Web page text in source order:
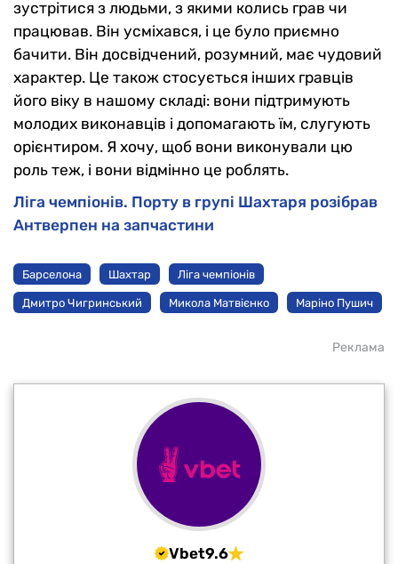
зустрітися з людьми, з якими колись грав чи
працював. Він усміхався, і це було приємно
бачити. Він досвідчений, розумний, має чудовий
характер. Це також стосується інших гравців
його віку в нашому складі: вони підтримують
молодих виконавців і допомагають їм, слугують
орієнтиром. Я хочу, щоб вони виконували цю
роль теж, і вони відмінно це роблять.
Ліга чемпіонів. Порту в групі Шахтаря розібрав
Антверпен на запчастини
Барселона Шахтар Ліга чемпіонів
Дмитро Чигринський Микола Матвієнко Маріно Пушич
Реклама
Vbet9.6